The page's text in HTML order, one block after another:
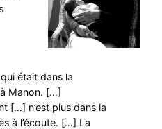
était dans la
à Manon. […]
[…] n’est plus dans la
à l’écoute. […] La